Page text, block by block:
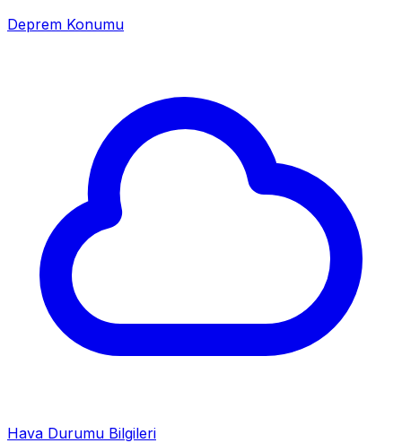
Deprem Konumu
Hava Durumu Bilgileri